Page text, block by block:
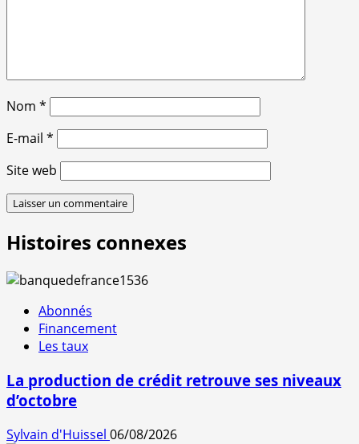
Nom *
E-mail *
Site web
Histoires connexes
Abonnés
Financement
Les taux
La production de crédit retrouve ses niveaux
d’octobre
Sylvain d'Huissel 06/08/2026